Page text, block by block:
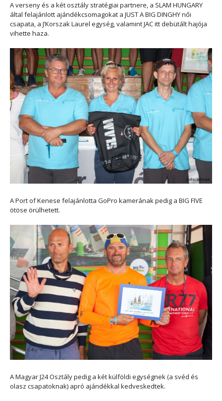
A verseny és a két osztály stratégiai partnere, a SLAM HUNGARY
által felajánlott ajándékcsomagokat a JUST A BIG DINGHY női
csapata, a J’Korszak Laurel egység, valamint JAC itt debütált hajója
vihette haza.
A Port of Kenese felajánlotta GoPro kamerának pedig a BIG FIVE
ötöse örülhetett.
A Magyar J24 Osztály pedig a két külföldi egységnek (a svéd és
olasz csapatoknak) apró ajándékkal kedveskedtek.